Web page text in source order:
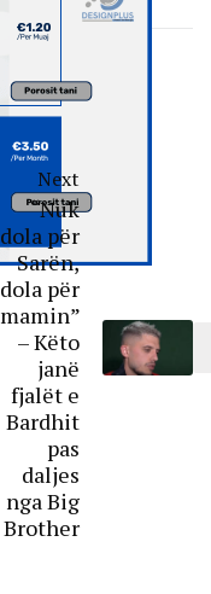
Next
“Nuk
dola për
Sarën,
dola për
mamin”
– Këto
janë
fjalët e
Bardhit
pas
daljes
nga Big
Brother